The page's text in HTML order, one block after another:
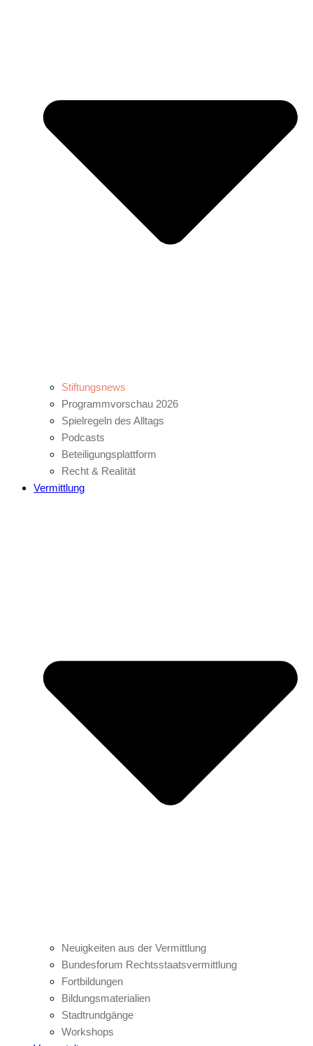
Stiftungsnews
Programmvorschau 2026
Spielregeln des Alltags
Podcasts
Beteiligungsplattform
Recht & Realität
Vermittlung
Neuigkeiten aus der Vermittlung
Bundesforum Rechtsstaatsvermittlung
Fortbildungen
Bildungsmaterialien
Stadtrundgänge
Workshops